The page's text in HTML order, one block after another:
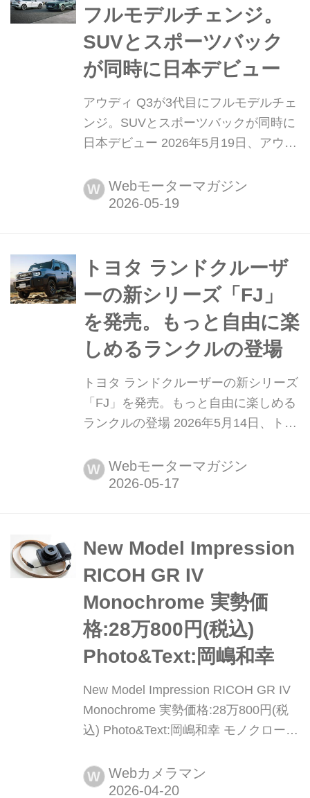
フルモデルチェンジ。
SUVとスポーツバック
が同時に日本デビュー
アウディ Q3が3代目にフルモデルチェ
ンジ。SUVとスポーツバックが同時に
日本デビュー 2026年5月19日、アウデ
SUVのQ3とQ3スポーツバックをフル
モデルチェンジして販売を開始した。
W Webモーターマガジン
トヨタ ランドクルーザ
ーの新シリーズ「FJ」
を発売。もっと自由に楽
しめるランクルの登場
トヨタ ランドクルーザーの新シリーズ
「FJ」を発売。もっと自由に楽しめる
ランクルの登場 2026年5月14日、トヨ
ーザーに、新たなシリーズ「FJ」を設
定して発売を開始した。
W Webモーターマガジン
New Model Impression
RICOH GR IV
Monochrome 実勢価
格:28万800円(税込)
Photo&Text:岡嶋和幸
New Model Impression RICOH GR IV
Monochrome 実勢価格:28万800円(税
込) Photo&Text:岡嶋和幸 モノクローム
クトデジタルカメラ"RICOH GR IV
Monochrome"がついに登場。画質、速
W Webカメラマン